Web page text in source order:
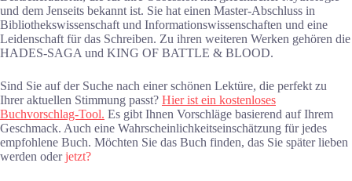
und dem Jenseits bekannt ist. Sie hat einen Master-Abschluss in
Bibliothekswissenschaft und Informationswissenschaften und eine
Leidenschaft für das Schreiben. Zu ihren weiteren Werken gehören die
HADES-SAGA und KING OF BATTLE & BLOOD.
Sind Sie auf der Suche nach einer schönen Lektüre, die perfekt zu
Ihrer aktuellen Stimmung passt? Hier ist ein kostenloses
Buchvorschlag-Tool. Es gibt Ihnen Vorschläge basierend auf Ihrem
Geschmack. Auch eine Wahrscheinlichkeitseinschätzung für jedes
empfohlene Buch. Möchten Sie das Buch finden, das Sie später lieben
werden oderjetzt?